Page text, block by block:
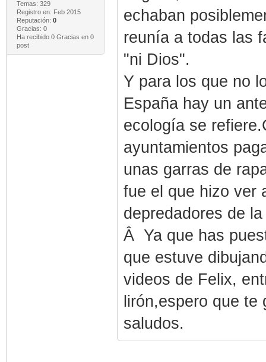
Temas: 329
Registro en: Feb 2015
Reputación: 0
Gracias: 0
Ha recibido 0 Gracias en 0
post
echaban
reunía a todas las
"ni Dios".
Y para los que no
España hay un
ecología se
ayuntamientos
unas garras de
fue el que hizo ver
depredadores de
Â Ya que has
que estuve
videos de Felix,
lirón,espero que te
saludos.